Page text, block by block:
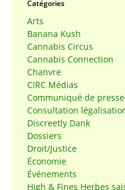
Catégories
Arts
Banana Kush
Cannabis Circus
Cannabis Connection
Chanvre
CIRC Médias
Communiqué de presse
Consultation
Discreetly Dank
Dossiers
Droit/Justice
Économie
Événements
High & Fines Herbes